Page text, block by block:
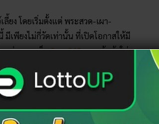
ยง โดยเริ่มตั้งแต่ พระสวด-เผา-
เพียงไม่กี่วัดเท่านั้น ที่เปิดโอกาสให้มี
ผ่านทางเว็บRuay365อยากรู้แล้วใช่